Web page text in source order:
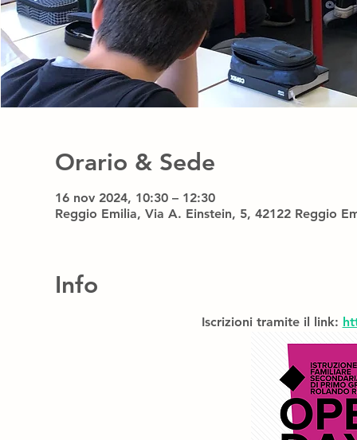
Orario & Sede
16 nov 2024, 10:30 – 12:30
Reggio Emilia, Via A. Einstein, 5, 42122 Reggio
Info
Iscrizioni tramite il link: